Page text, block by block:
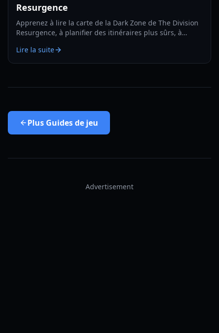
Resurgence
Apprenez à lire la carte de la Dark Zone de The Division
Resurgence, à planifier des itinéraires plus sûrs, à
pour débutants.
Lire la suite
Plus Guides de jeu
Advertisement